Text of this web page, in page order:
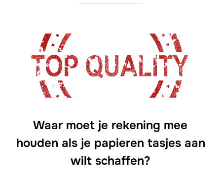
Waar moet je rekening mee
houden als je papieren tasjes aan
wilt schaffen?